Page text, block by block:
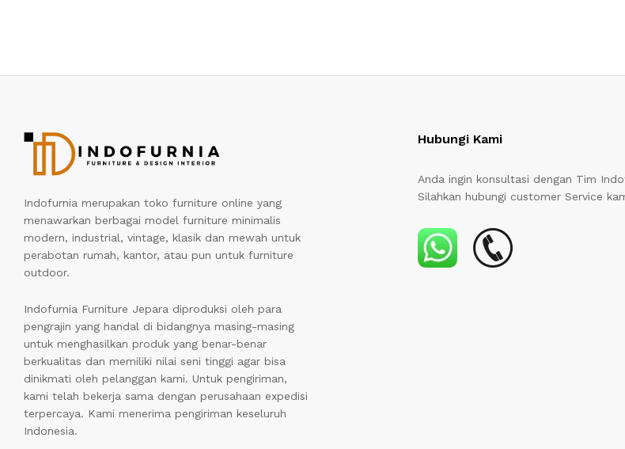
Indofurnia merupakan toko furniture online yang
menawarkan berbagai model furniture minimalis
modern, industrial, vintage, klasik dan mewah untuk
perabotan rumah, kantor, atau pun untuk furniture
outdoor.
Indofurnia Furniture Jepara diproduksi oleh para
pengrajin yang handal di bidangnya masing-masing
untuk menghasilkan produk yang benar-benar
berkualitas dan memiliki nilai seni tinggi agar bisa
dinikmati oleh pelanggan kami. Untuk pengiriman,
kami telah bekerja sama dengan perusahaan expedisi
terpercaya. Kami menerima pengiriman keseluruh
Indonesia.
Hubungi Kami
Anda ingin konsultasi dengan Tim
Silahkan hubungi customer Service